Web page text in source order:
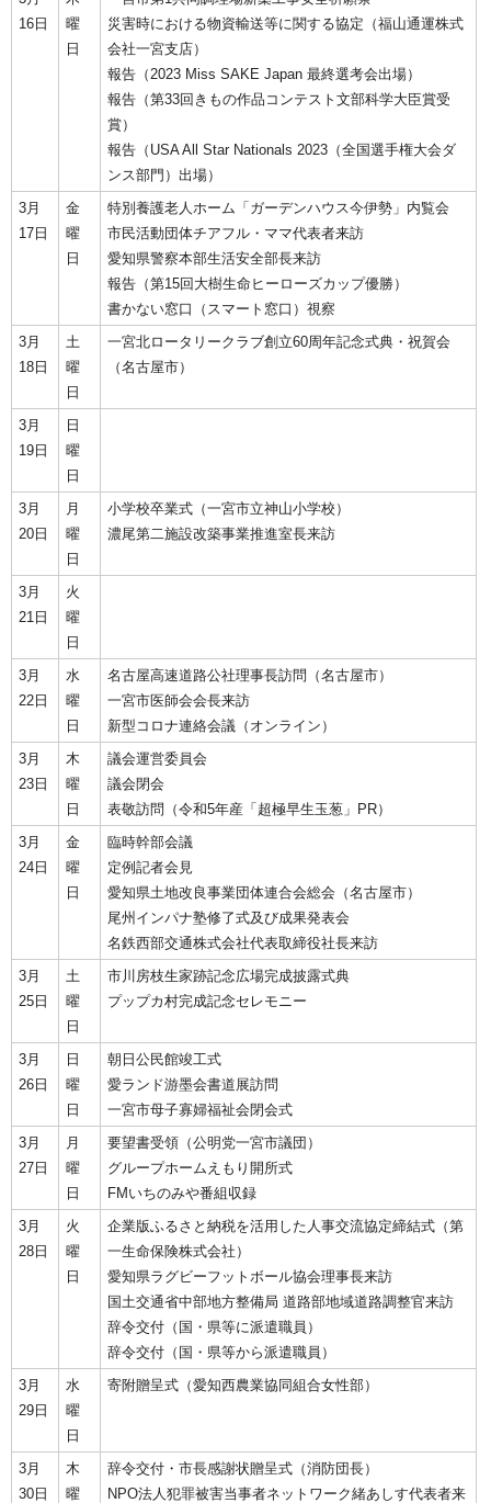
16日
曜
日
災害時における物資輸送等に関する協定（福山通運株式
会社一宮支店）
報告（2023 Miss SAKE Japan 最終選考会出場）
報告（第33回きもの作品コンテスト文部科学大臣賞受
賞）
報告（USA All Star Nationals 2023（全国選手権大会ダ
ンス部門）出場）
3月
17日
金
曜
日
特別養護老人ホーム「ガーデンハウス今伊勢」内覧会
市民活動団体チアフル・ママ代表者来訪
愛知県警察本部生活安全部長来訪
報告（第15回大樹生命ヒーローズカップ優勝）
書かない窓口（スマート窓口）視察
3月
18日
土
曜
日
一宮北ロータリークラブ創立60周年記念式典・祝賀会
（名古屋市）
3月
19日
日
曜
日
3月
20日
月
曜
日
小学校卒業式（一宮市立神山小学校）
濃尾第二施設改築事業推進室長来訪
3月
21日
火
曜
日
3月
22日
水
曜
日
名古屋高速道路公社理事長訪問（名古屋市）
一宮市医師会会長来訪
新型コロナ連絡会議（オンライン）
3月
23日
木
曜
日
議会運営委員会
議会閉会
表敬訪問（令和5年産「超極早生玉葱」PR）
3月
24日
金
曜
日
臨時幹部会議
定例記者会見
愛知県土地改良事業団体連合会総会（名古屋市）
尾州インパナ塾修了式及び成果発表会
名鉄西部交通株式会社代表取締役社長来訪
3月
25日
土
曜
日
市川房枝生家跡記念広場完成披露式典
プップカ村完成記念セレモニー
3月
26日
日
曜
日
朝日公民館竣工式
愛ランド游墨会書道展訪問
一宮市母子寡婦福祉会閉会式
3月
27日
月
曜
日
要望書受領（公明党一宮市議団）
グループホームえもり開所式
FMいちのみや番組収録
3月
28日
火
曜
日
企業版ふるさと納税を活用した人事交流協定締結式（第
一生命保険株式会社）
愛知県ラグビーフットボール協会理事長来訪
国土交通省中部地方整備局 道路部地域道路調整官来訪
辞令交付（国・県等に派遣職員）
辞令交付（国・県等から派遣職員）
3月
29日
水
曜
日
寄附贈呈式（愛知西農業協同組合女性部）
3月
30日
木
曜
辞令交付・市長感謝状贈呈式（消防団長）
NPO法人犯罪被害当事者ネットワーク緒あしす代表者来